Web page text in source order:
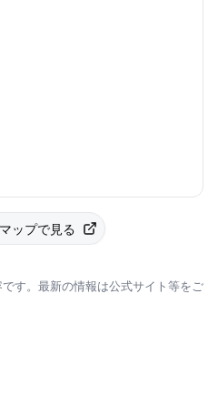
ップで見る
す。最新の情報は公式サイト等をご